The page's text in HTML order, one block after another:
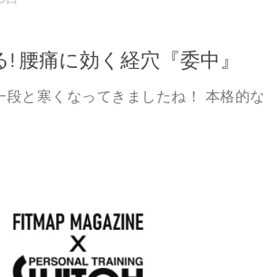
腰痛に効く経穴『委中』
段と寒くなってきましたね！ 本格的な